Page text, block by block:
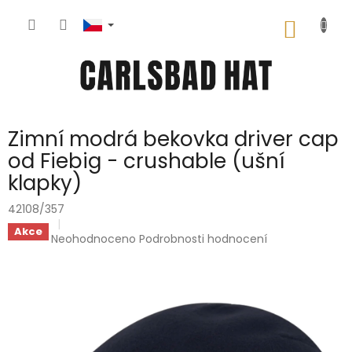
Zimní modrá bekovka driver cap
od Fiebig - crushable (ušní
klapky)
42108/357
Akce Průměrné
hvězdiček.
Neohodnoceno Podrobnosti hodnocení